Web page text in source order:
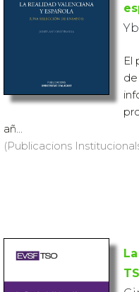
El
añ...
(Publicacions